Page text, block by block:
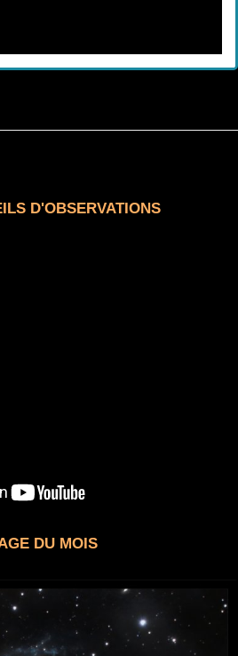
D'OBSERVATIONS
DU MOIS